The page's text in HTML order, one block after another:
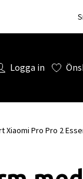
Logga in
Pro Pro 2